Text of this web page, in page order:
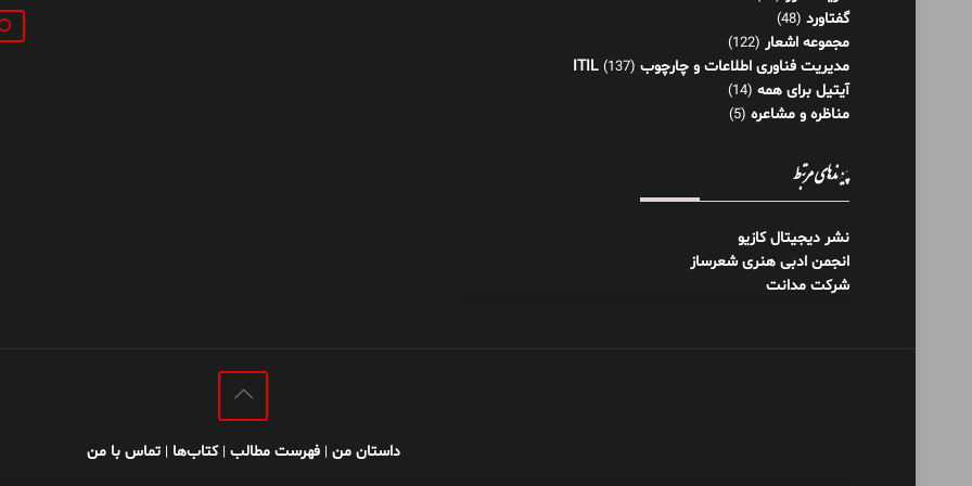
گفتاورد (48)
مجموعه اشعار (122)
مدیریت فناوری اطلاعات و چارچوب ITIL (137)
آیتیل برای همه (14)
مناظره و مشاعره (5)
پیوندهای مرتبط
نشر دیجیتال کازیو
انجمن ادبی هنری شعرساز
شرکت مدانت
داستان من |فهرست مطالب |کتاب‌ها |تماس با من